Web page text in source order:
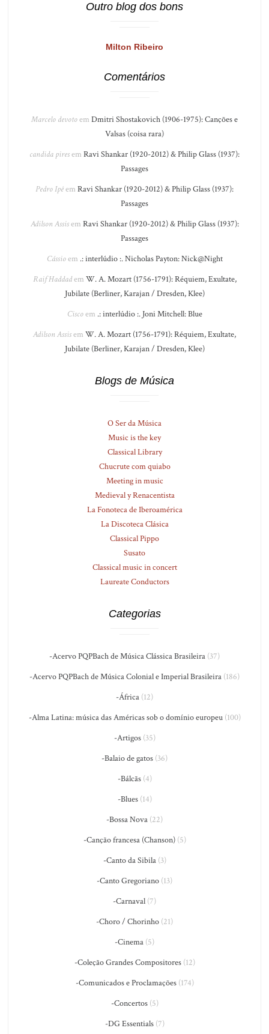
Outro blog dos bons
Milton Ribeiro
Comentários
Marcelo devotoem Dmitri Shostakovich (1906-1975): Canções e
Valsas (coisa rara)
candida piresem Ravi Shankar (1920-2012) & Philip Glass (1937):
Passages
Pedro Ipêem Ravi Shankar (1920-2012) & Philip Glass (1937):
Passages
Adilson Assisem Ravi Shankar (1920-2012) & Philip Glass (1937):
Passages
Cássioem .: interlúdio :. Nicholas Payton: Nick@Night
Raif Haddadem W. A. Mozart (1756-1791): Réquiem, Exultate,
Jubilate (Berliner, Karajan / Dresden, Klee)
Ciscoem .: interlúdio :. Joni Mitchell: Blue
Adilson Assisem W. A. Mozart (1756-1791): Réquiem, Exultate,
Jubilate (Berliner, Karajan / Dresden, Klee)
Blogs de Música
O Ser da Música
Music is the key
Classical Library
Chucrute com quiabo
Meeting in music
Medieval y Renacentista
La Fonoteca de Iberoamérica
La Discoteca Clásica
Classical Pippo
Susato
Classical music in concert
Laureate Conductors
Categorias
-Acervo PQPBach de Música Clássica Brasileira (37)
-Acervo PQPBach de Música Colonial e Imperial Brasileira (186)
-África (12)
-Alma Latina: música das Américas sob o domínio europeu(100)
-Artigos(35)
-Balaio de gatos (36)
-Bálcãs(4)
-Blues(14)
-Bossa Nova (22)
-Canção francesa (Chanson)(5)
-Canto da Sibila(3)
-Canto Gregoriano (13)
-Carnaval (7)
-Choro / Chorinho (21)
-Cinema (5)
-Coleção Grandes Compositores(12)
-Comunicados e Proclamações(174)
-Concertos(5)
-DG Essentials(7)